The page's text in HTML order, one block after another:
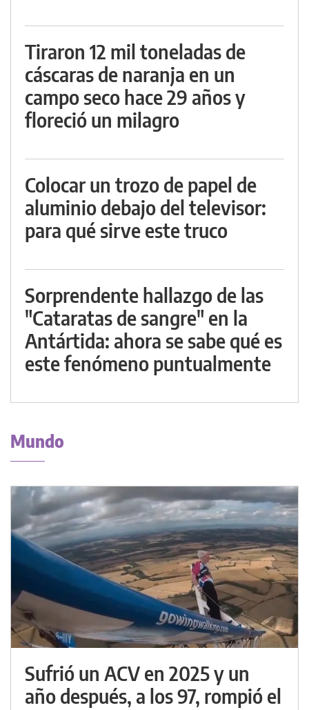
Tiraron 12 mil toneladas de
cáscaras de naranja en un
campo seco hace 29 años y
floreció un milagro
Colocar un trozo de papel de
aluminio debajo del televisor:
para qué sirve este truco
Sorprendente hallazgo de las
"Cataratas de sangre" en la
Antártida: ahora se sabe qué es
este fenómeno puntualmente
Mundo
Sufrió un ACV en 2025 y un
año después, a los 97, rompió el